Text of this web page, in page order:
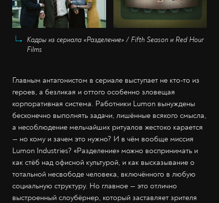
Кадры из сериала «Разделение» / Fifth Season и Red Hour
Films
Главным антагонистом в сериале выступает не кто-то из
героев, а безликая и оттого особенно зловещая
корпоративная система. Работники Lumon вынуждены
бесконечно выполнять задачи, лишённые всякого смысла,
а несоблюдение мельчайших ритуалов жестоко карается
— но кому и зачем это нужно? И в чём вообще миссия
Lumon Industries? «Разделение» можно воспринимать и
как стёб над офисной культурой, и как высказывание о
тотальной несвободе человека, включённого в любую
социальную структуру. Но главное — это отлично
выстроенный слоубёрнер, который заставляет зрителя